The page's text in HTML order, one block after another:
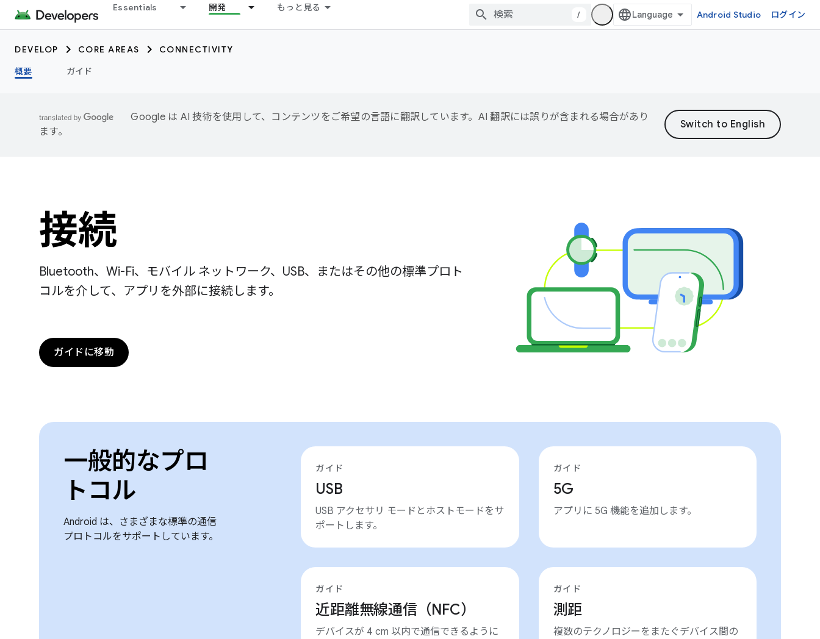
Essentials 開発 もっと見る
/ Android Studio ログイン
DEVELOP CORE AREAS
CONNECTIVITY
概要
ガイド
Google は AI 技術を使用して、コンテンツをご希望の言語に翻訳しています。AI 翻訳には誤りが含まれる場合があり
ます。
接続
Bluetooth、Wi-Fi、モバイル ネットワーク、USB、またはその他の標準プロト
コルを介して、アプリを外部に接続します。
ガイドに移動
一般的なプロ
トコル
Android は、さまざまな標準の通信
プロトコルをサポートしています。
ガイド
USB
USB アクセサリ モードとホストモードをサ
ポートします。
ガイド
5G
アプリに 5G 機能を追加します。
ガイド
近距離無線通信（NFC）
デバイスが 4 cm 以内で通信できるように
ガイド
測距
複数のテクノロジーをまたぐデバイス間の